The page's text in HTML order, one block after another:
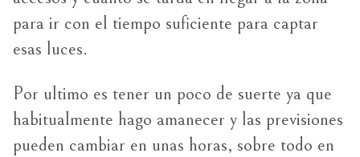
para ir con el tiempo suficiente para captar
esas luces.
Por ultimo es tener un poco de suerte ya que
habitualmente hago amanecer y las previsiones
pueden cambiar en unas horas, sobre todo en